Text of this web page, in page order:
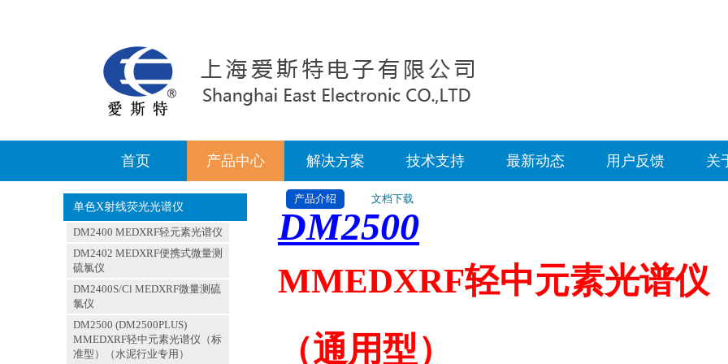
首页 产品中心 解决方案 技术支持 最新动态 用户反馈 关
单色X射线荧光光谱仪
DM2400 MEDXRF轻元素光谱仪
DM2402 MEDXRF便携式微量测
硫氯仪
DM2400S/Cl MEDXRF微量测硫
氯仪
DM2500 (DM2500PLUS)
MMEDXRF轻中元素光谱仪（标
准型）（水泥行业专用）
产品介绍 文档下载
DM2500
MMEDXRF轻中元素光谱仪
（通用型）